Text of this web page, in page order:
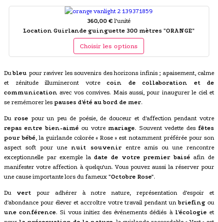
360,00 € l'unité
Location Guirlande guinguette 300 mètres "ORANGE"
Choisir les options
Dubleu pour raviver les souvenirs des horizons infinis ; apaisement, calme
et zénitude illumineront votre coin de collaboration et de
communication avec vos convives. Mais aussi, pour inaugurer le ciel et
se remémorer les pauses d'été au bord de mer.
Du rosepour un peu de poésie, de douceur et d'affection pendant votre
repas entre bien-aiméou votre mariage. Souvent vedette des fêtes
pour bébé, la guirlande colorée « Rose » est notamment préférée pour son
aspect soft pour une nuit souvenirentre amis ou une rencontre
exceptionnelle par exemple ladate de votre premier baiséafin de
manifester votre affection à quelqu'un. Vous pouvez aussi la réserver pour
une cause importante lors du fameux "Octobre Rose".
Du vertpour adhérer à notre nature, représentation d'espoir et
d'abondance pour élever et accroître votre travail pendant unbriefingou
une conférence. Si vous initiez des événements dédiés à l'écologieet